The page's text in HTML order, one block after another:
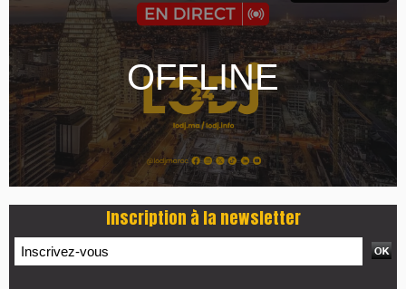
Inscription à la newsletter